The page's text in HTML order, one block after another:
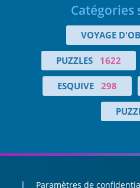
Catégories
VOYAGE
PUZZLES 1622
ESQUIVE 298
Paramètres de